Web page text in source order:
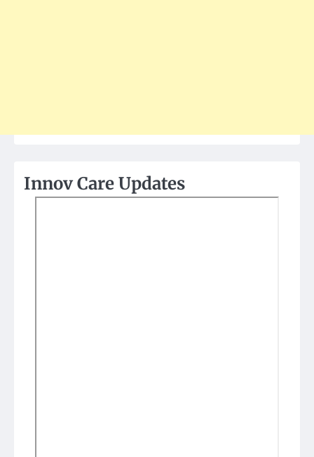
Innov Care Updates